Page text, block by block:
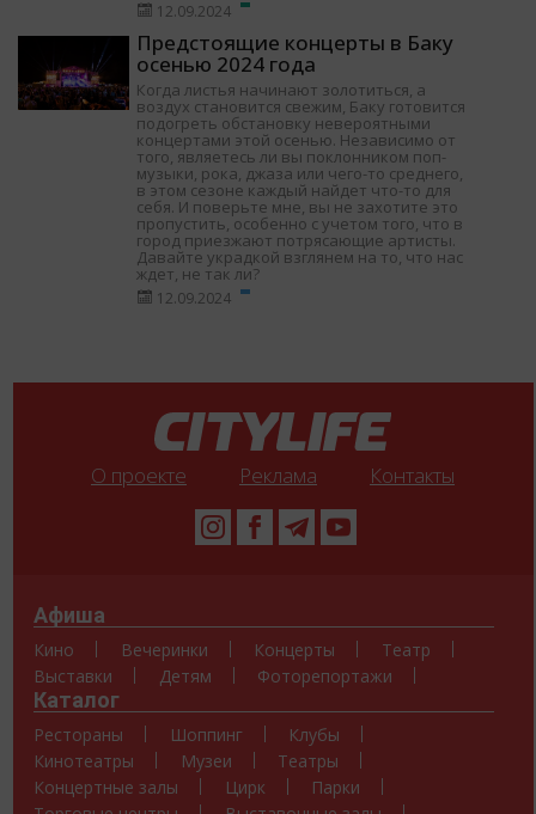
12.09.2024
Предстоящие концерты в Баку
осенью 2024 года
Когда листья начинают золотиться, а
воздух становится свежим, Баку готовится
подогреть обстановку невероятными
концертами этой осенью. Независимо от
того, являетесь ли вы поклонником поп-
музыки, рока, джаза или чего-то среднего,
в этом сезоне каждый найдет что-то для
себя. И поверьте мне, вы не захотите это
пропустить, особенно с учетом того, что в
город приезжают потрясающие артисты.
Давайте украдкой взглянем на то, что нас
ждет, не так ли?
12.09.2024
О проекте Реклама Контакты
Афиша
Кино Вечеринки Концерты
Театр
Выставки
Детям Фоторепортажи
Каталог
Рестораны Шоппинг
Клубы
Кинотеатры
Музеи
Театры
Концертные залы
Цирк
Парки